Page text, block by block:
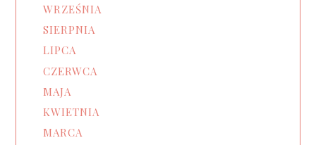
WRZEŚNIA
SIERPNIA
LIPCA
CZERWCA
MAJA
KWIETNIA
MARCA